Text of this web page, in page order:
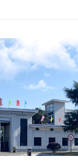
公共建筑能源
项目文件，项目
美元）。上述项
尔达兰1所学...